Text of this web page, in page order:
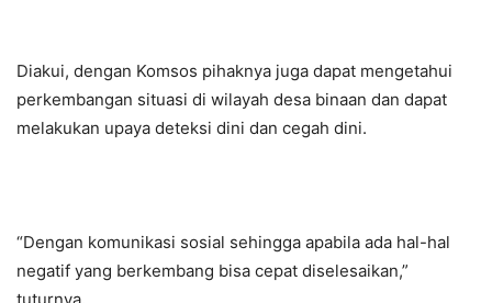
Diakui, dengan Komsos pihaknya juga dapat mengetahui
perkembangan situasi di wilayah desa binaan dan dapat
melakukan upaya deteksi dini dan cegah dini.
“Dengan komunikasi sosial sehingga apabila ada hal-hal
negatif yang berkembang bisa cepat diselesaikan,”